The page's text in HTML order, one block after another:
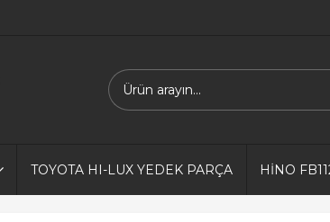
TOYOTA HI-LUX YEDEK PARÇA HİNO